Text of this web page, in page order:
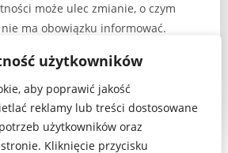
użytkowników
aby poprawić jakość
reklamy lub treści dostosowane
użytkowników oraz
Kliknięcie przycisku
może ulec zmianie, o czym
ma obowiązku informować.
adrian.szczepanek0@icloud.com
17.07.2024 r.